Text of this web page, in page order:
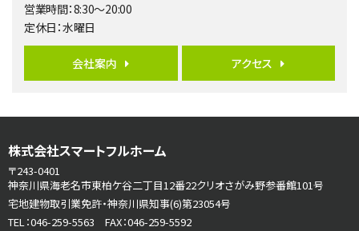
第6位
4ＬＤＫ
さがみ野駅
海老名駅
バ15分 歩1分
リビングダイニング部分の床暖房完備 車並列2台駐…
営業時間：8:30～20:00
定休日：水曜日
会社案内 アクセス
株式会社スマートフルホーム
〒243-0401
神奈川県海老名市東柏ケ谷二丁目12番22クリオさがみ野参番館101号
宅地建物取引業免許・神奈川県知事(6)第23054号
TEL：046-259-5563 FAX：046-259-5592